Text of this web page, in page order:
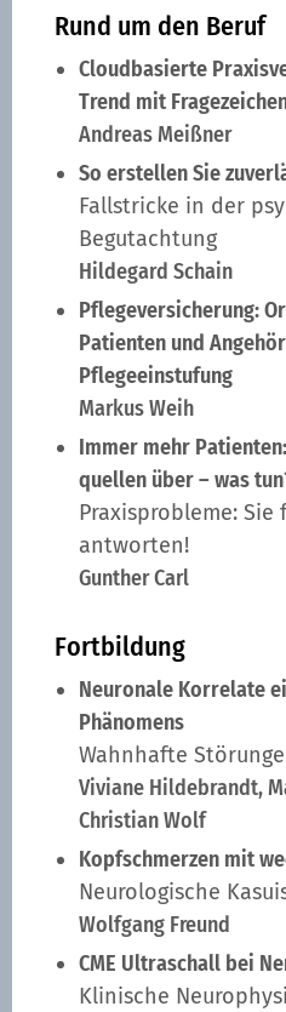
Rund um den Beruf
Cloudbasierte
Trend mit
Andreas Meißner
So erstellen Sie
Fallstricke in der
Begutachtung
Hildegard Schain
Pflegeversicherung:
Patienten und
Pflegeeinstufung
Markus Weih
Immer mehr
quellen über – was
Praxisprobleme: Sie
antworten!
Gunther Carl
Fortbildung
Neuronale Korrelate
Phänomens
Wahnhafte
Viviane Hildebrandt,
Christian Wolf
Kopfschmerzen mit
Neurologische
Wolfgang Freund
CME Ultraschall bei
Klinische